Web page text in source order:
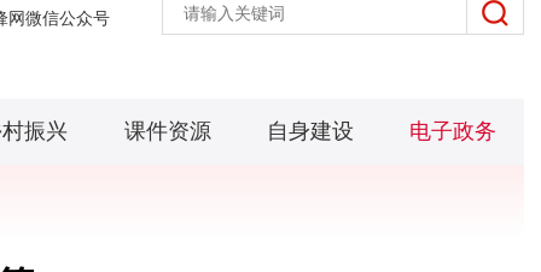
网微信公众号
振兴 课件资源 自身建设 电子政务